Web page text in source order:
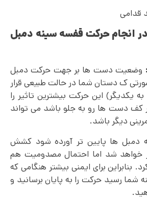
قدامی
انجام حرکت قفسه سینه دمبل
وضعیت دست ها بر جهت حرکت دمبل
ک دستان شما در حالت طبیعی قرار
یکدیگر) این حرکت بیشترین تاثیر را
کف دست ها رو به جلو باشد می تواند
دیگر باشد.
دمبل ها پایین تر آورده شود کشش
خواهد شد اما احتمال مصدومیت هم
بنابراین برای ایمنی بیشتر هنگامی که
رسید حرکت را به پایان برسانید و